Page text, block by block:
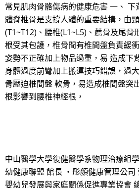
常見肌肉骨骼傷病的健康危害 一、 下
體脊椎骨是支撐人體的重要結構，由
(T1~T12)、腰椎(L1~L5)、薦骨及尾骨
根受其包護，椎骨間有椎間盤負責緩
姿勢不正確加上物品過重，易 造成下
身體過度前彎加上搬運技巧錯誤，過
骨壓迫椎間盤 軟骨，易造成椎間盤突
根影響到腰椎神經根，
中山醫學大學復健醫學系物理治療組
幼健康聯盟 館長 ・彤顏健康管理公司
嬰幼兒發展與家庭關係促進專業協會